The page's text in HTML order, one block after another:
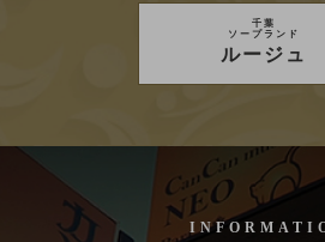
千葉
ソープランド
ルージュ